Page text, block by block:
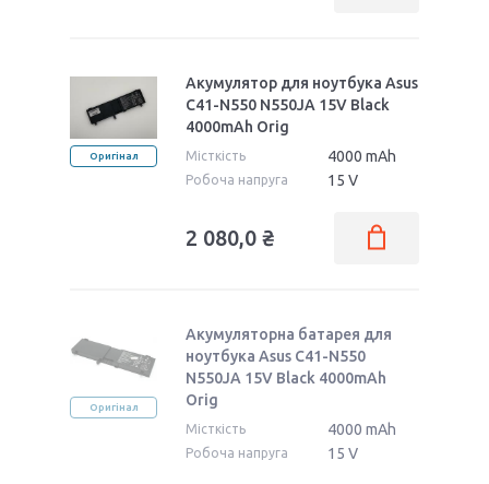
Оригінал
Акумулятор для ноутбука Asus
C41-N550 N550JA 15V Black
4000mAh Orig
Місткість 4000 mAh
Робоча напруга 15 V
2 080,0 ₴
Оригінал
Акумуляторна батарея для
ноутбука Asus C41-N550
N550JA 15V Black 4000mAh
Orig
Місткість 4000 mAh
Робоча напруга 15 V